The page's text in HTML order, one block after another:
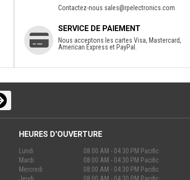
Contactez-nous sales@rpelectronics.com
SERVICE DE PAIEMENT
Nous acceptons les cartes Visa, Mastercard,
American Express et PayPal.
HEURES D'OUVERTURE
Lundi
08:00 AM - 04:30 PM Pacific
Mardi
08:00 AM - 04:30 PM Pacific
Mercredi
08:00 AM - 04:30 PM Pacific
Jeudi
08:00 AM - 04:30 PM Pacific